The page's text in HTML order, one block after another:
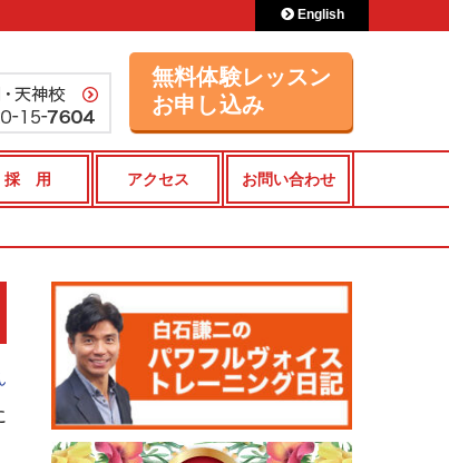
無料体験レッスン
お申し込み
English
採 用 アクセス お問い合わせ